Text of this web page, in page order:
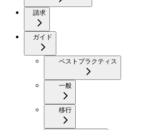
請求
ガイド
ベストプラクティス
一般
移行